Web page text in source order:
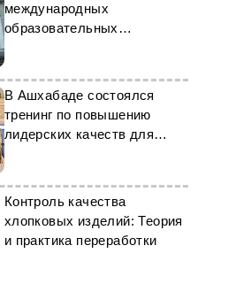
международных
образовательных
мероприятиях Erasmus+
В Ашхабаде состоялся
тренинг по повышению
лидерских качеств для
госструктур
Контроль качества
хлопковых изделий: Теория
и практика переработки